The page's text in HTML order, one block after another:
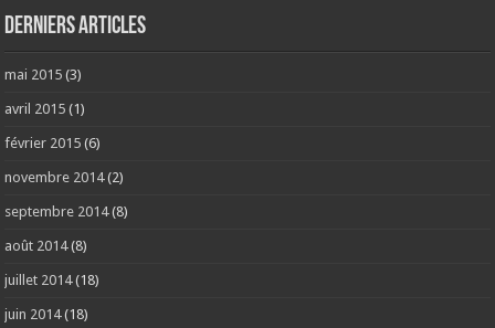
Derniers articles
mai 2015 (3)
avril 2015 (1)
février 2015 (6)
novembre 2014(2)
septembre 2014(8)
août 2014(8)
juillet 2014(18)
juin 2014(18)